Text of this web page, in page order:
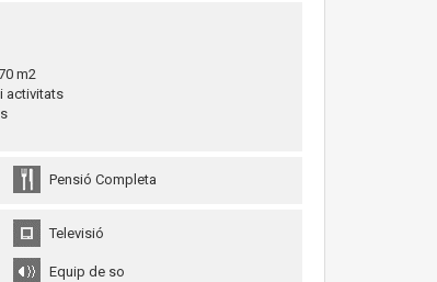
m2
activitats
Pensió Completa
Televisió
Equip de so